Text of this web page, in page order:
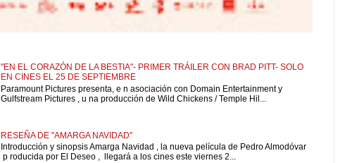
"EN EL CORAZÓN DE LA BESTIA"- PRIMER TRÁILER CON BRAD PITT- SOLO
EN CINES EL 25 DE SEPTIEMBRE
Paramount Pictures presenta, e n asociación con Domain Entertainment y
Gulfstream Pictures , u na producción de Wild Chickens / Temple Hil...
RESEÑA DE "AMARGA NAVIDAD"
Introducción y sinopsis Amarga Navidad , la nueva película de Pedro Almodóvar
p roducida por El Deseo , llegará a los cines este viernes 2...